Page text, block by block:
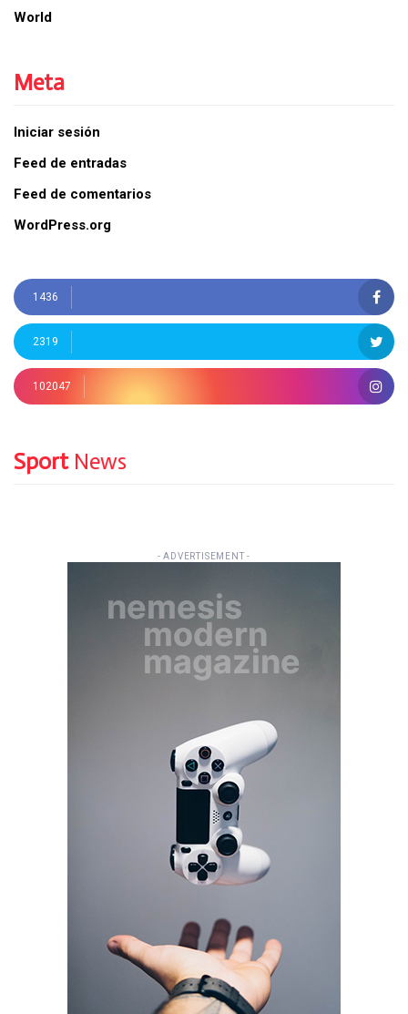
World
Meta
Iniciar sesión
Feed de entradas
Feed de comentarios
WordPress.org
1436
2319
102047
Sport News
- ADVERTISEMENT -